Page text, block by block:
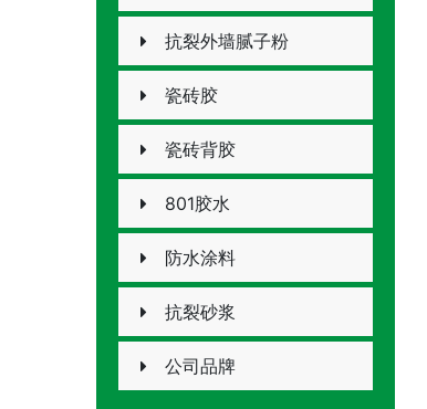
抗裂外墙腻子粉
瓷砖胶
瓷砖背胶
801胶水
防水涂料
抗裂砂浆
公司品牌